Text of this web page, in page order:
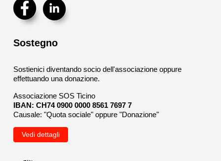
Sostegno
Sostienici diventando socio dell'associazione oppure
effettuando una donazione.
Associazione SOS Ticino
IBAN: CH74 0900 0000 8561 7697 7
Causale: "Quota sociale" oppure "Donazione"
Vedi dettagli